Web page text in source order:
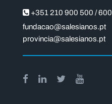
+351 210 900 500 / 600
fundacao@salesianos.pt
provincia@salesianos.pt